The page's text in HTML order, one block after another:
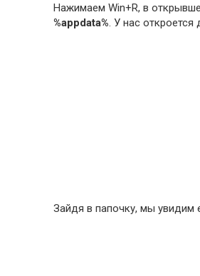
Нажимаем Win+R, в
%appdata%. У нас откроется
Зайдя в папочку, мы увидим